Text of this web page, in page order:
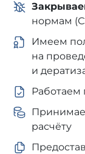
нормам
Имеем
на
и
Работаем
расчёту